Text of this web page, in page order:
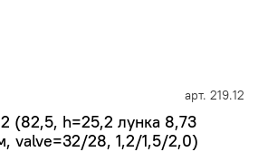
арт. 219.12
(82,5, h=25,2 лунка 8,73
valve=32/28, 1,2/1,5/2,0)